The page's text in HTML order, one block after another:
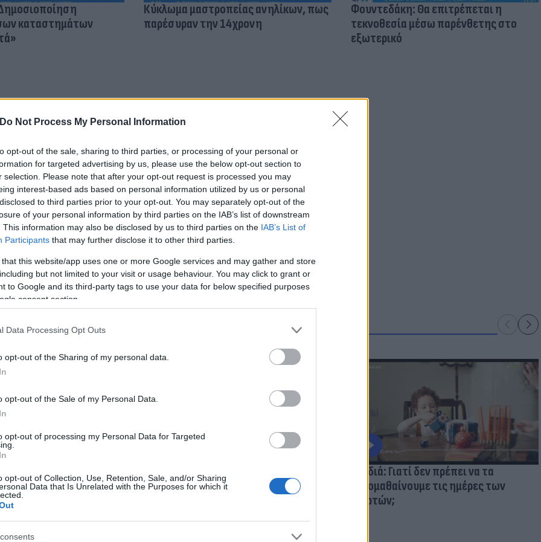
Do Not Process My Personal Information
opt-out of the sale, sharing to third parties, or processing of your personal or
for targeted advertising by us, please use the below opt-out section to
selection. Please note that after your opt-out request is processed you may
interest-based ads based on personal information utilized by us or personal
to third parties prior to your opt-out. You may separately opt-out of the
of your personal information by third parties on the IAB’s list of downstream
This information may also be disclosed by us to third parties on the IAB’s List of
Participants that may further disclose it to other third parties.
that this website/app uses one or more Google services and may gather and store
but not limited to your visit or usage behaviour. You may click to grant or
to Google and its third-party tags to use your data for below specified purposes
consent section.
Data Processing Opt Outs
opt-out of the Sharing of my personal data.
opt-out of the Sale of my Personal Data.
opt-out of processing my Personal Data for Targeted
opt-out of Collection, Use, Retention, Sale, and/or Sharing
Data that Is Unrelated with the Purposes for which it
καταστημάτων
Κύκλωμα μαστροπείας ανηλίκων, πως
παρέσυραν την 14χρονη
Φουντεδάκη: Θα επιτρέπεται η
τεκνοθεσία μέσω παρένθετης στο
εξωτερικό
«Ονειρικό
Scenario) με τον
Δίαιτες εξπρές για να προλάβουμε τα
Χριστούγεννα
Παιδιά: Γιατί δεν πρέπει να τα
κακομαθαίνουμε τις ημέρες των
γιορτών;